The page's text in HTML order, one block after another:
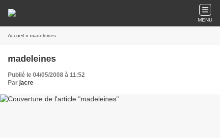
MENU
Accueil » madeleines
madeleines
Publié le 04/05/2008 à 11:52
Par jacre